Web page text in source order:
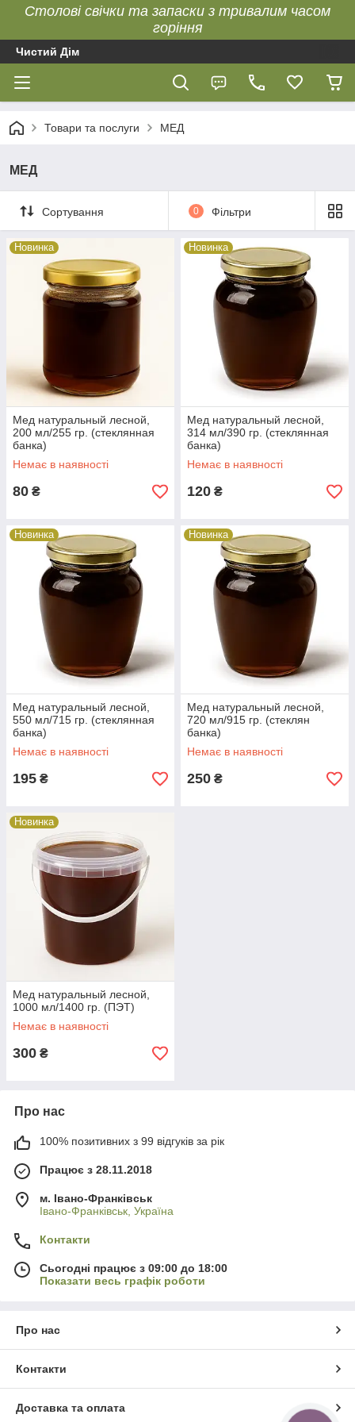
Столові свічки та запаски з тривалим часом
горіння
Чистий Дім
Товари та послуги МЕД
МЕД
Сортування 0 Фільтри
Новинка
Мед натуральный лесной,
200 мл/255 гр. (стеклянная
банка)
Немає в наявності
80 ₴
Новинка
Мед натуральный лесной,
314 мл/390 гр. (стеклянная
банка)
Немає в наявності
120 ₴
Новинка
Мед натуральный лесной,
550 мл/715 гр. (стеклянная
банка)
Немає в наявності
195 ₴
Новинка
Мед натуральный лесной,
720 мл/915 гр. (стеклян
банка)
Немає в наявності
250 ₴
Новинка
Мед натуральный лесной,
1000 мл/1400 гр. (ПЭТ)
Немає в наявності
300 ₴
Про нас
100% позитивних з 99 відгуків за рік
Працює з 28.11.2018
м. Івано-Франківськ
Івано-Франківськ, Україна
Контакти
Сьогодні працює з 09:00 до 18:00
Показати весь графік роботи
Про нас
Контакти
Доставка та оплата